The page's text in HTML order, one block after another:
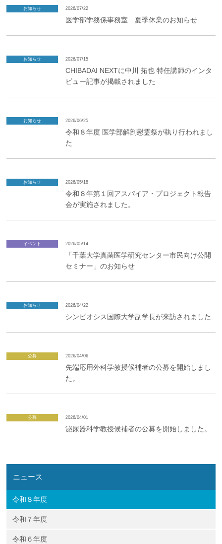
お知らせ 2026/07/22
医学部学務係事務室 夏季休業のお知らせ
お知らせ 2026/07/15
CHIBADAI NEXTに中川 拓也 特任講師のインタ
ビュー記事が掲載されました
お知らせ 2026/06/25
令和８年度 医学部解剖慰霊祭が執り行われまし
た
お知らせ 2026/05/18
令和８年第１回アスパイア・プロジェクト報告
会が実施されました。
イベント 2026/05/14
「千葉大学真菌医学研究センター市民向け公開
セミナー」のお知らせ
お知らせ 2026/04/22
シンビオシス国際大学副学長が来訪されました
公募 2026/04/06
先端応用外科学教授候補者の公募を開始しまし
た。
公募 2026/04/01
泌尿器科学教授候補者の公募を開始しました。
ニュース
令和８年度
令和７年度
令和６年度